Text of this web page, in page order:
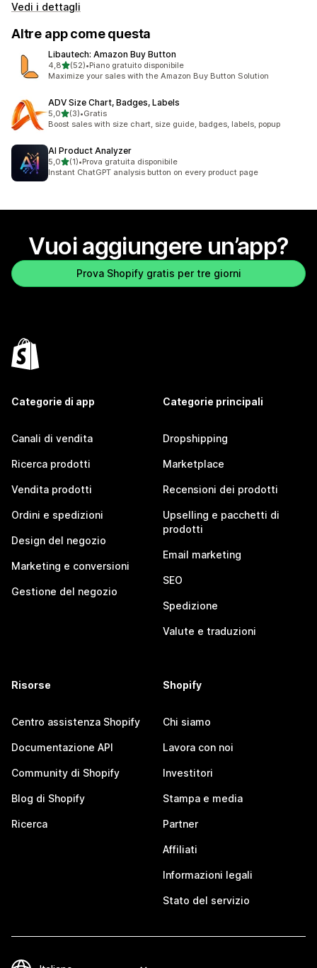
Vedi i dettagli
Altre app come questa
Libautech: Amazon Buy Button
4,8stelle su 5
(52)
52 recensioni totali
•Piano gratuito disponibile
Maximize your sales with the Amazon Buy Button Solution
ADV Size Chart, Badges, Labels
5,0stelle su 5
(3)
3 recensioni totali
•Gratis
Boost sales with size chart, size guide, badges, labels, popup
AI Product Analyzer
5,0stelle su 5
(1)
1 recensioni totali
•Prova gratuita disponibile
Instant ChatGPT analysis button on every product page
Vuoi aggiungere un’app?
Prova Shopify gratis per tre giorni
Categorie di app
Canali di vendita
Ricerca prodotti
Vendita prodotti
Ordini e spedizioni
Design del negozio
Marketing e conversioni
Gestione del negozio
Categorie principali
Dropshipping
Marketplace
Recensioni dei prodotti
Upselling e pacchetti di
prodotti
Email marketing
SEO
Spedizione
Valute e traduzioni
Risorse
Centro assistenza Shopify
Documentazione API
Community di Shopify
Blog di Shopify
Ricerca
Shopify
Chi siamo
Lavora con noi
Investitori
Stampa e media
Partner
Affiliati
Informazioni legali
Stato del servizio